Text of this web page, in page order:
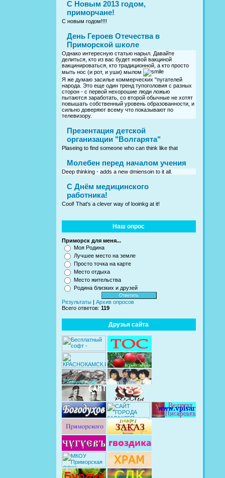
С Новым 2013 годом,
приморчане!
С новым годом!!!!
День Героев Отечества в
Приморской школе
Однако интересную статью нарыл. Давайте
делиться, кто из вас будет новой вакциной
вакцинироваться, кто традиционной, а кто просто
мыть нос (и рот, и уши) мылом
Я же думаю засилье коммерческих "пугателей
народа. Это еще один тренд тупоголовия с разных
сторон - с первой нехорошие люди ложью
пытаются заработать, со второй обычные не хотят
повышать собственный уровень образованности, и
сильно доверяют всему что показывают по
телевизору.
Презентация детской
организации "Волгарята"
Plaseing to find someone who can think like that
Молебен перед началом учения
Deep thinking - adds a new dmiensoin to it all.
C Днём медицинского
работника!
Cool! That's a clever way of looinkg at it!
Наш опрос
Приморск для меня...
Моя Родина
Лучшее место на земле
Просто точка на карте
Место отдыха
Место жительства
Родина близких и друзей
Результаты
Архив опросов
Всего ответов: 119
Друзья сайта